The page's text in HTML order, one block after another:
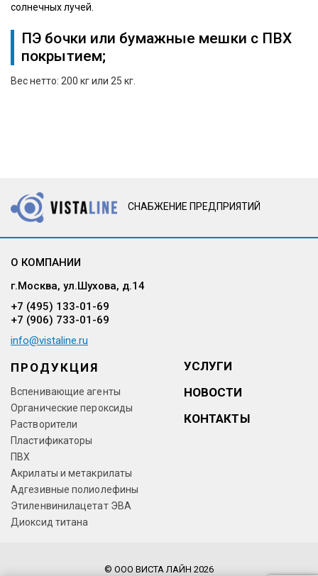
солнечных лучей.
ПЭ бочки или бумажные мешки с ПВХ
покрытием;
Вес нетто: 200 кг или 25 кг.
СНАБЖЕНИЕ ПРЕДПРИЯТИЙ
О КОМПАНИИ
г.Москва, ул.Шухова, д.14
+7 (495) 133-01-69
+7 (906) 733-01-69
info@vistaline.ru
ПРОДУКЦИЯ
Вспенивающие агенты
Органические пероксиды
Растворители
Пластификаторы
ПВХ
Акрилаты и метакрилаты
Адгезивные полиолефины
Этиленвинилацетат ЭВА
Диоксид титана
УСЛУГИ
НОВОСТИ
КОНТАКТЫ
© ООО ВИСТА ЛАЙН 2026